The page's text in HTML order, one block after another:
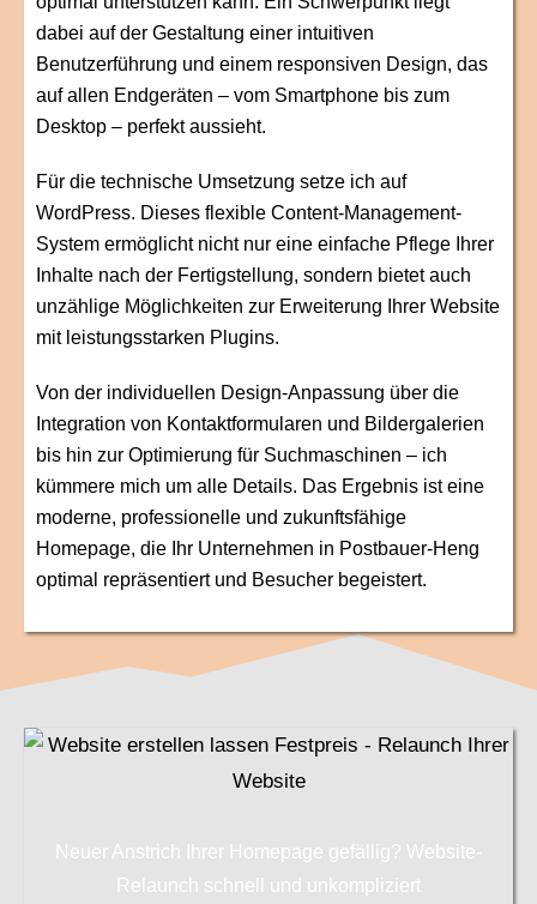
dabei auf der Gestaltung einer intuitiven
Benutzerführung und einem responsiven Design, das
auf allen Endgeräten – vom Smartphone bis zum
Desktop – perfekt aussieht.
Für die technische Umsetzung setze ich auf
WordPress. Dieses flexible Content-Management-
System ermöglicht nicht nur eine einfache Pflege Ihrer
Inhalte nach der Fertigstellung, sondern bietet auch
unzählige Möglichkeiten zur Erweiterung Ihrer Website
mit leistungsstarken Plugins.
Von der individuellen Design-Anpassung über die
Integration von Kontaktformularen und Bildergalerien
bis hin zur Optimierung für Suchmaschinen – ich
kümmere mich um alle Details. Das Ergebnis ist eine
moderne, professionelle und zukunftsfähige
Homepage, die Ihr Unternehmen in Postbauer-Heng
optimal repräsentiert und Besucher begeistert.
Neuer Anstrich Ihrer Homepage gefällig? Website-
Relaunch schnell und unkompliziert